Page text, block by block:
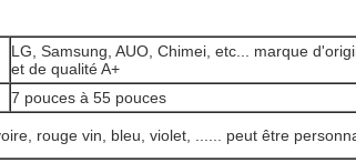
LG, Samsung, AUO, Chimei, etc... marque
et de qualité A+
7 pouces à 55 pouces
rouge vin, bleu, violet, ...... peut être